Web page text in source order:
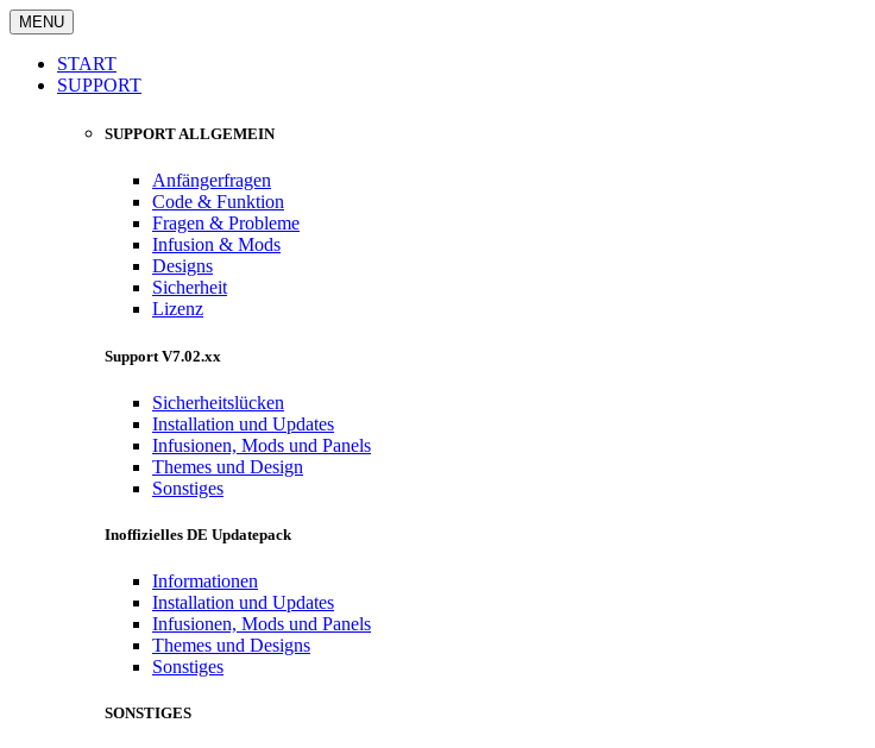
MENU
START
SUPPORT
SUPPORT ALLGEMEIN
Anfängerfragen
Code & Funktion
Fragen & Probleme
Infusion & Mods
Designs
Sicherheit
Lizenz
Support V7.02.xx
Sicherheitslücken
Installation und Updates
Infusionen, Mods und Panels
Themes und Design
Sonstiges
Inoffizielles DE Updatepack
Informationen
Installation und Updates
Infusionen, Mods und Panels
Themes und Designs
Sonstiges
SONSTIGES